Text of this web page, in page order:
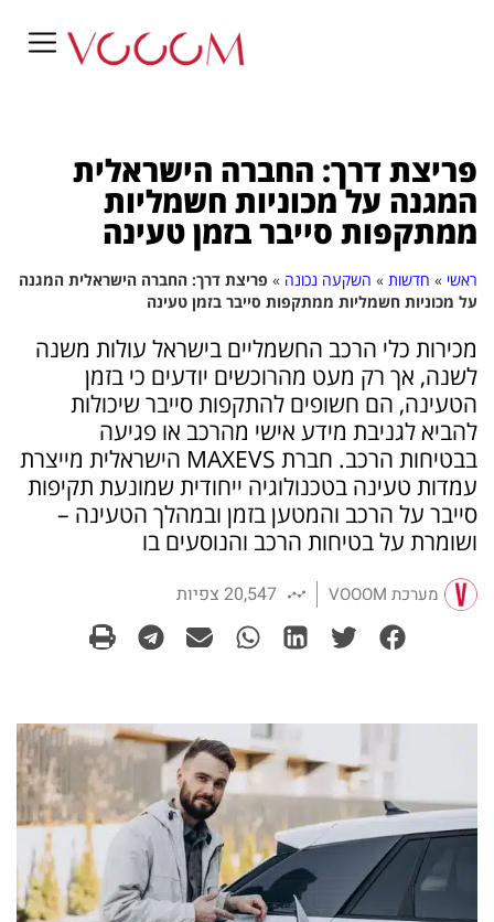
פריצת דרך: החברה הישראלית
המגנה על מכוניות חשמליות
ממתקפות סייבר בזמן טעינה
ראשי » חדשות » השקעה נכונה » פריצת דרך: החברה הישראלית המגנה
על מכוניות חשמליות ממתקפות סייבר בזמן טעינה
מכירות כלי הרכב החשמליים בישראל עולות משנה
לשנה, אך רק מעט מהרוכשים יודעים כי בזמן
הטעינה, הם חשופים להתקפות סייבר שיכולות
להביא לגניבת מידע אישי מהרכב או פגיעה
בבטיחות הרכב. חברת MAXEVS הישראלית מייצרת
עמדות טעינה בטכנולוגיה ייחודית שמונעת תקיפות
סייבר על הרכב והמטען בזמן ובמהלך הטעינה –
ושומרת על בטיחות הרכב והנוסעים בו
מערכת VOOOM 20,547 צפיות